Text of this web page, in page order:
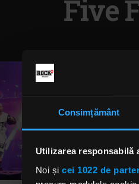
Consimțământ
Utilizarea responsabilă
Noi și cei 1022 de
Five